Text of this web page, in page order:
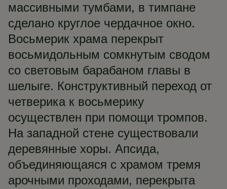
массивными тумбами, в тимпане
сделано круглое чердачное окно.
Восьмерик храма перекрыт
восьмидольным сомкнутым сводом
со световым барабаном главы в
шелыге. Конструктивный переход от
четверика к восьмерику
осуществлен при помощи тромпов.
На западной стене существовали
деревянные хоры. Апсида,
объединяющаяся с храмом тремя
арочными проходами, перекрыта